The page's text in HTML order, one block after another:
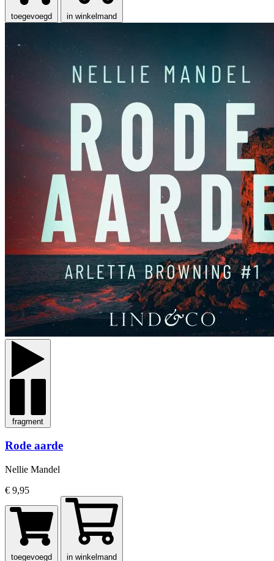
toegevoegd in winkelmand
fragment
Rode aarde
Nellie Mandel
€ 9,95
toegevoegd in winkelmand